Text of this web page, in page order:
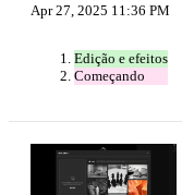
Apr 27, 2025 11:36 PM
Edição e efeitos
Começando